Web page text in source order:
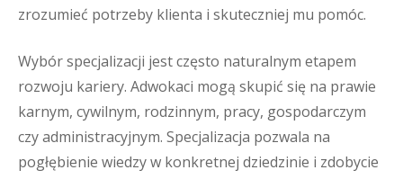
zrozumieć potrzeby klienta i skuteczniej mu pomóc.
Wybór specjalizacji jest często naturalnym etapem
rozwoju kariery. Adwokaci mogą skupić się na prawie
karnym, cywilnym, rodzinnym, pracy, gospodarczym
czy administracyjnym. Specjalizacja pozwala na
pogłębienie wiedzy w konkretnej dziedzinie i zdobycie